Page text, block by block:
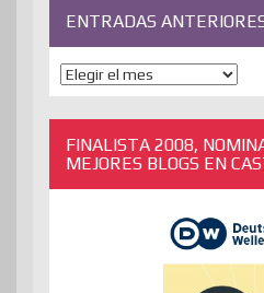
ENTRADAS
ENTRADAS
ANTERIORES
FINALISTA 2008,
MEJORES BLOGS EN